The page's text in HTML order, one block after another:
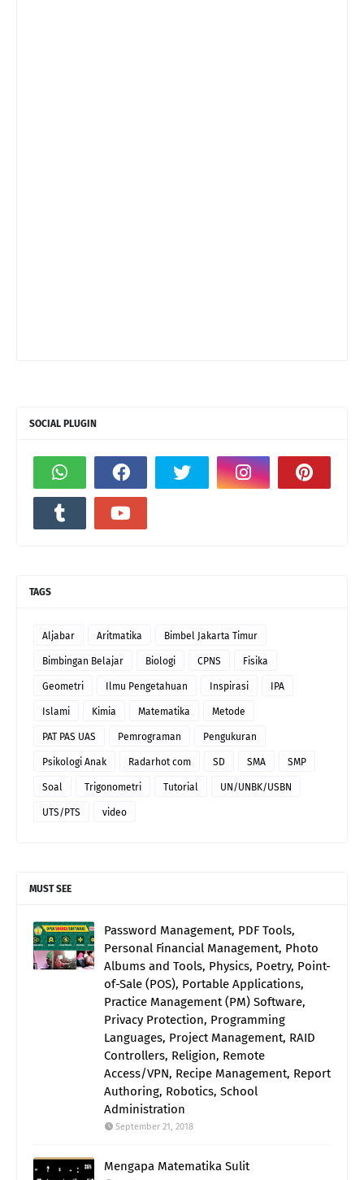
SOCIAL PLUGIN
TAGS
Aljabar Aritmatika Bimbel Jakarta Timur
Bimbingan Belajar Biologi CPNS Fisika
Geometri Ilmu Pengetahuan Inspirasi IPA
Islami Kimia Matematika Metode
PAT PAS UAS Pemrograman Pengukuran
Psikologi Anak Radarhot com SD SMA SMP
Soal Trigonometri Tutorial UN/UNBK/USBN
UTS/PTS video
MUST SEE
Password Management, PDF Tools,
Personal Financial Management, Photo
Albums and Tools, Physics, Poetry, Point-
of-Sale (POS), Portable Applications,
Practice Management (PM) Software,
Privacy Protection, Programming
Languages, Project Management, RAID
Controllers, Religion, Remote
Access/VPN, Recipe Management, Report
Authoring, Robotics, School
Administration
September 21, 2018
Mengapa Matematika Sulit